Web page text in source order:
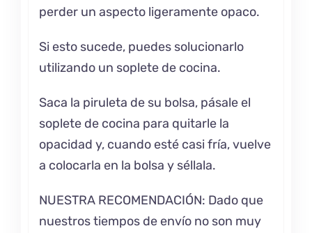
perder un aspecto ligeramente opaco.
Si esto sucede, puedes solucionarlo
utilizando un soplete de cocina.
Saca la piruleta de su bolsa, pásale el
soplete de cocina para quitarle la
opacidad y, cuando esté casi fría, vuelve
a colocarla en la bolsa y séllala.
NUESTRA RECOMENDACIÓN: Dado que
nuestros tiempos de envío no son muy